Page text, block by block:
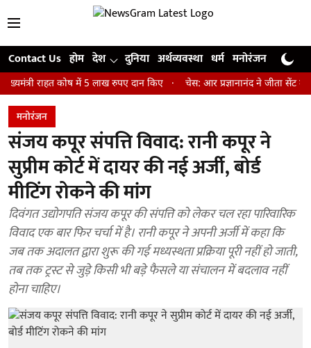
Contact Us होम देश दुनिया अर्थव्यवस्था धर्म मनोरंजन खेल
कोष में 5 लाख रुपए दान किए चेस: आर प्रज्ञानानंद ने जीता सेंट लुइस
मनोरंजन
संजय कपूर संपत्ति विवाद: रानी कपूर ने
सुप्रीम कोर्ट में दायर की नई अर्जी, बोर्ड
मीटिंग रोकने की मांग
दिवंगत उद्योगपति संजय कपूर की संपत्ति को लेकर चल रहा पारिवारिक
विवाद एक बार फिर चर्चा में है। रानी कपूर ने अपनी अर्जी में कहा कि
जब तक अदालत द्वारा शुरू की गई मध्यस्थता प्रक्रिया पूरी नहीं हो जाती,
तब तक ट्रस्ट से जुड़े किसी भी बड़े फैसले या संचालन में बदलाव नहीं
होना चाहिए।